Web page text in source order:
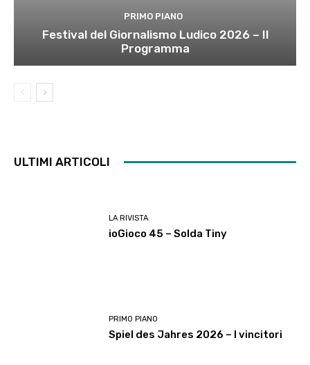
PRIMO PIANO
Festival del Giornalismo Ludico 2026 – Il
Programma
ULTIMI ARTICOLI
LA RIVISTA
ioGioco 45 – Solda Tiny
PRIMO PIANO
Spiel des Jahres 2026 – I vincitori